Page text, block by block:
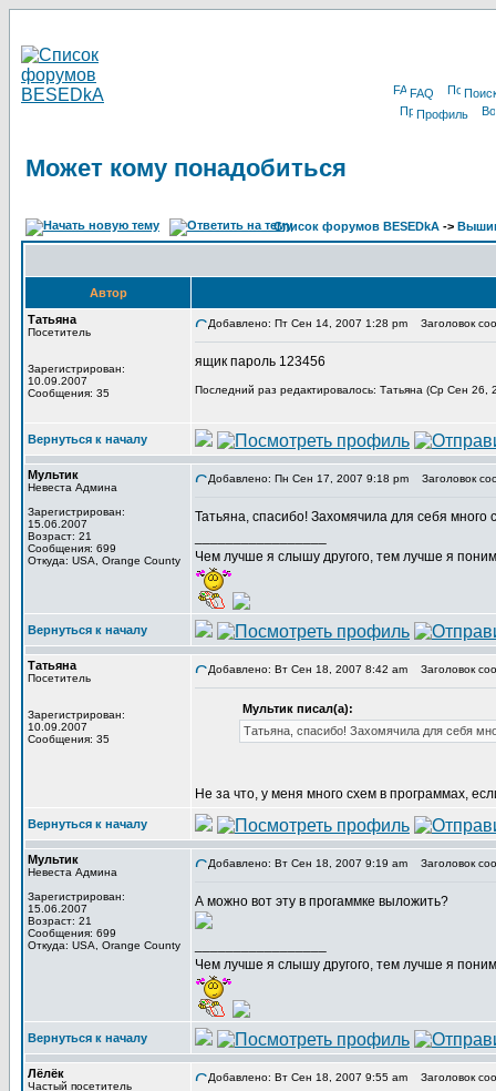
FAQ
Профиль
Может кому понадобиться
Список форумов BESEDkA ->
Автор
Татьяна
Посетитель
Зарегистрирован:
10.09.2007
Сообщения: 35
Добавлено: Пт Сен 14, 2007 1:28 pm Заголовок
ящик пароль 123456
Последний раз редактировалось: Татьяна (Ср Сен 26,
Вернуться к началу
Мультик
Невеста Админа
Зарегистрирован:
15.06.2007
Возраст: 21
Сообщения: 699
Откуда: USA, Orange County
Добавлено: Пн Сен 17, 2007 9:18 pm Заголовок
Татьяна, спасибо! Захомячила для себя много
Чем лучше я слышу другого, тем лучше я
Вернуться к началу
Татьяна
Посетитель
Зарегистрирован:
10.09.2007
Сообщения: 35
Добавлено: Вт Сен 18, 2007 8:42 am Заголовок
Мультик писал(а):
Татьяна, спасибо! Захомячила для себя
Не за что, у меня много схем в программах,
Вернуться к началу
Мультик
Невеста Админа
Зарегистрирован:
15.06.2007
Возраст: 21
Сообщения: 699
Откуда: USA, Orange County
Добавлено: Вт Сен 18, 2007 9:19 am Заголовок
А можно вот эту в прогаммке выложить?
Чем лучше я слышу другого, тем лучше я
Вернуться к началу
Лёлёк
Частый посетитель
Добавлено: Вт Сен 18, 2007 9:55 am Заголовок